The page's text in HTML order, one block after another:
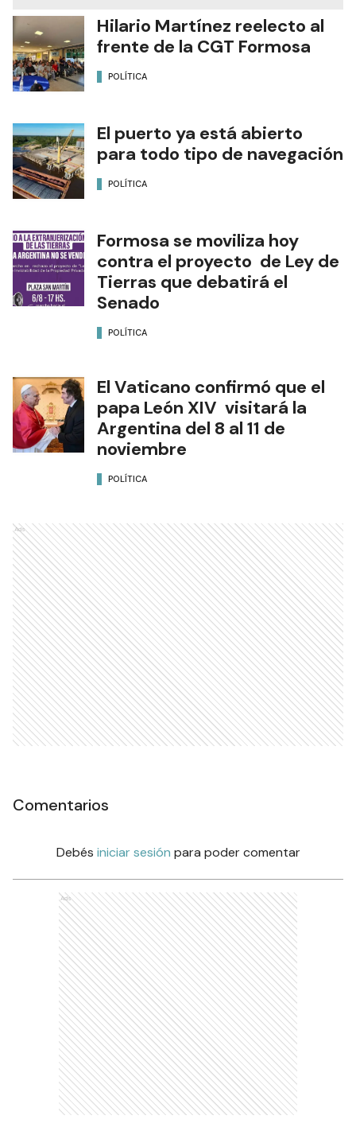
Hilario Martínez reelecto al
frente de la CGT Formosa
POLÍTICA
El puerto ya está abierto
para todo tipo de navegación
POLÍTICA
Formosa se moviliza hoy
contra el proyecto de Ley de
Tierras que debatirá el
Senado
POLÍTICA
El Vaticano confirmó que el
papa León XIV visitará la
Argentina del 8 al 11 de
noviembre
POLÍTICA
Ads
Comentarios
Debés iniciar sesión para poder comentar
Ads